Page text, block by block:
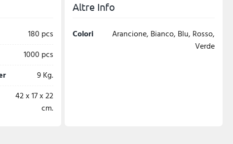
180 pcs
1000 pcs
9 Kg.
42 x 17 x 22
cm.
Altre Info
Colori
Arancione, Bianco, Blu, Rosso,
Verde